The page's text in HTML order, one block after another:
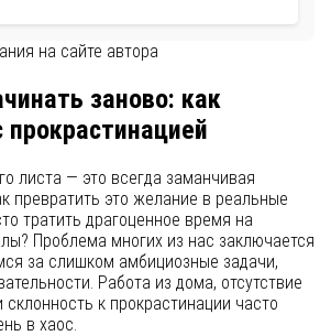
на сайте автора
заново: как
прокрастинацией
листа — это всегда заманчивая
превратить это желание в реальные
тратить драгоценное время на
Проблема многих из нас заключается
за слишком амбициозные задачи,
Работа из дома, отсутствие
к прокрастинации часто
в хаос.